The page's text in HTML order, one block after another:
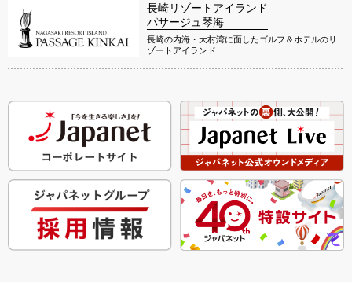
長崎リゾートアイランド
パサージュ琴海
長崎の内海・大村湾に面したゴルフ＆ホテルのリ
ゾートアイランド